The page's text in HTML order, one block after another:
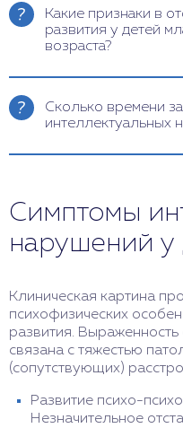
Какие признаки в
развития у детей
возраста?
Родителя
замечены
в 1 год –
в 2 года –
отсутствие
собственного
отсутствие
деятельность,
названий
утомляемость.
Сколько времени
интеллектуальных
При легкой
дошкольному,
Возможно
или
в
Симптомы
нарушений у
Клиническая картина
психофизических
развития.
связана с тяжестью
(сопутствующих)
Развитие психо-
Незначительное